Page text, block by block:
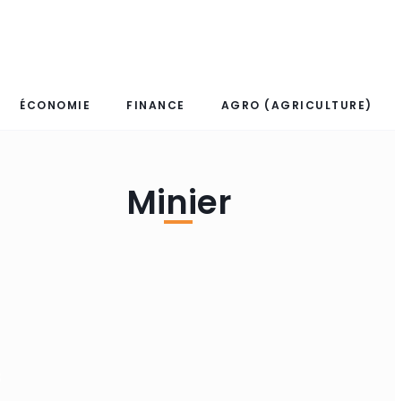
ÉCONOMIE FINANCE AGRO (AGRICULTURE)
Minier